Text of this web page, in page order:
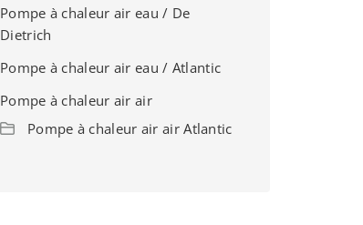
Pompe à chaleur air eau / De
Dietrich
Pompe à chaleur air eau / Atlantic
Pompe à chaleur air air
Pompe à chaleur air air Atlantic